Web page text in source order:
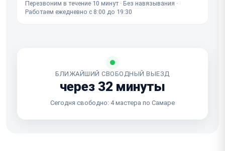
Перезвоним в течение 10 минут · Без навязывания ·
Работаем ежедневно с 8:00 до 19:30
БЛИЖАЙШИЙ СВОБОДНЫЙ ВЫЕЗД
через 32 минуты
Сегодня свободно: 4 мастера по Самаре